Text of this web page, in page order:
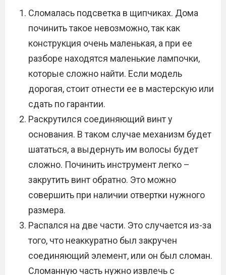
Сломалась подсветка в щипчиках. Дома
починить такое невозможно, так как
конструкция очень маленькая, а при ее
разборе находятся маленькие лампочки,
которые сложно найти. Если модель
дорогая, стоит отнести ее в мастерскую или
сдать по гарантии.
Раскрутился соединяющий винт у
основания. В таком случае механизм будет
шататься, а выдернуть им волосы будет
сложно. Починить инструмент легко –
закрутить винт обратно. Это можно
совершить при наличии отвертки нужного
размера.
Распался на две части. Это случается из-за
того, что неаккуратно был закручен
соединяющий элемент, или он был сломан.
Сломанную часть нужно извлечь с